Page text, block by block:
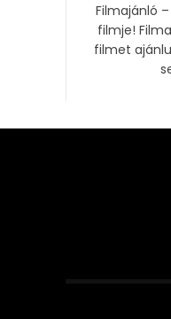
Filmajánló
filmje!
filmet